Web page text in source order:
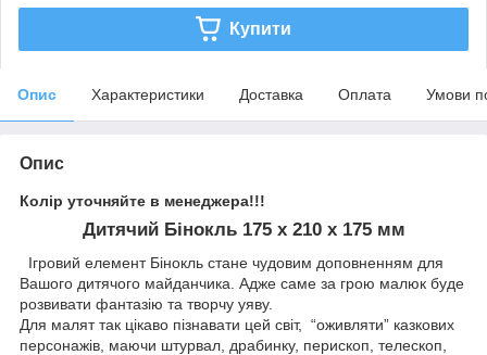
Купити
Опис Характеристики Доставка Оплата Умови
Опис
Колір уточняйте в менеджера!!!
Дитячий Бінокль 175 х 210 х 175 мм
Ігровий елемент Бінокль стане чудовим доповненням для
Вашого дитячого майданчика. Адже саме за грою малюк буде
розвивати фантазію та творчу уяву.
Для малят так цікаво пізнавати цей світ, “оживляти” казкових
персонажів, маючи штурвал, драбинку, перископ, телескоп,